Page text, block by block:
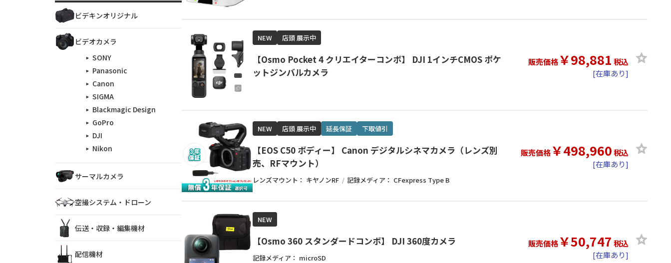
NEW 店頭 展示中
【Osmo Pocket 4 クリエイターコンボ】 DJI 1インチCMOS ポケ
ットジンバルカメラ
販売価格￥98,881 税込
[在庫あり]
NEW 店頭 展示中 延長保証 下取値引
【EOS C50 ボディー】 Canon デジタルシネマカメラ（レンズ別
売、RFマウント）
レンズマウント： キヤノンRF 記録メディア： CFexpress Type B
販売価格￥498,960税込
[在庫あり]
NEW
【Osmo 360 スタンダードコンボ】 DJI 360度カメラ
記録メディア： microSD
販売価格￥50,747 税込
[在庫あり]
ビデキンオリジナル
ビデオカメラ
SONY
Panasonic
Canon
SIGMA
Blackmagic Design
GoPro
DJI
Nikon
サーマルカメラ
空撮システム・ドローン
伝送・収録・編集機材
配信機材